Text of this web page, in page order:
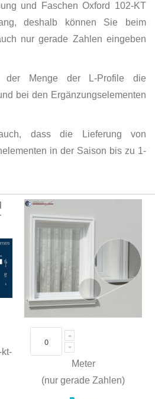
und Faschen Oxford 102-KT
deshalb können Sie beim
nur gerade Zahlen eingeben
Menge der L-Profile die
bei den Ergänzungselementen
dass die Lieferung von
in der Saison bis zu 1-
Meter
(nur gerade Zahlen)